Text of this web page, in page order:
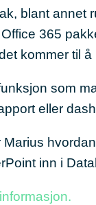
blant annet
365
kommer til
som
eller
inn i